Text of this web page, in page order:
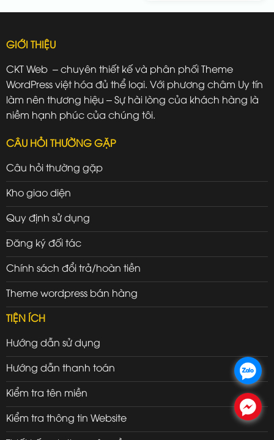
GIỚI THIỆU
CKT Web – chuyên thiết kế và phân phối Theme
WordPress việt hóa đủ thể loại. Với phương châm Uy tín
làm nên thương hiệu – Sự hài lòng của khách hàng là
niềm hạnh phúc của chúng tôi.
CÂU HỎI THƯỜNG GẶP
Câu hỏi thường gặp
Kho giao diện
Quy định sử dụng
Đăng ký đối tác
Chính sách đổi trả/hoàn tiền
Theme wordpress bán hàng
TIỆN ÍCH
Hướng dẫn sử dụng
Hướng dẫn thanh toán
Kiểm tra tên miền
Kiểm tra thông tin Website
.
.